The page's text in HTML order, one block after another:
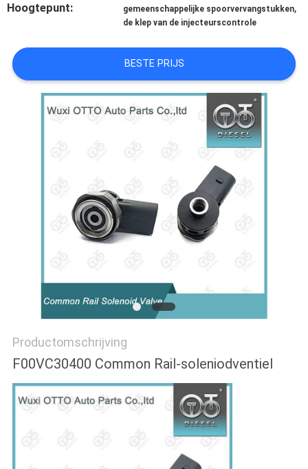
GEVALLEN
SITEMAP
Hoogtepunt: gemeenschappelijke spoorvervangstukken,
de klep van de injecteurscontrole
BESTE PRIJS
Productomschrijving
F00VC30400 Common Rail-soleniodventiel